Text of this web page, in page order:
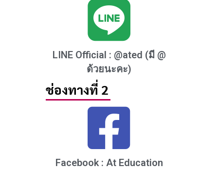
LINE Official : @ated (มี @
ด้วยนะคะ)
ช่องทางที่ 2
Facebook : At Education